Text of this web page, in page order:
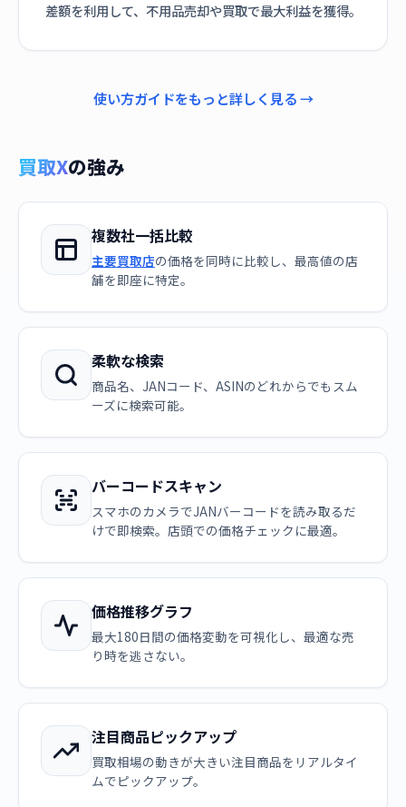
差額を利用して、不用品売却や買取で最大利益を獲得。
使い方ガイドをもっと詳しく見る →
買取Xの強み
複数社一括比較
主要買取店の価格を同時に比較し、最高値の店
舗を即座に特定。
柔軟な検索
商品名、JANコード、ASINのどれからでもスム
ーズに検索可能。
バーコードスキャン
スマホのカメラでJANバーコードを読み取るだ
けで即検索。店頭での価格チェックに最適。
価格推移グラフ
最大180日間の価格変動を可視化し、最適な売
り時を逃さない。
注目商品ピックアップ
買取相場の動きが大きい注目商品をリアルタイ
ムでピックアップ。